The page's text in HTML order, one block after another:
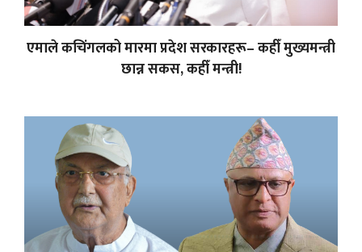
एमाले कचिंगलको मारमा प्रदेश सरकारहरू– कहीँ मुख्यमन्त्री
छान्न सकस, कहीँ मन्त्री!